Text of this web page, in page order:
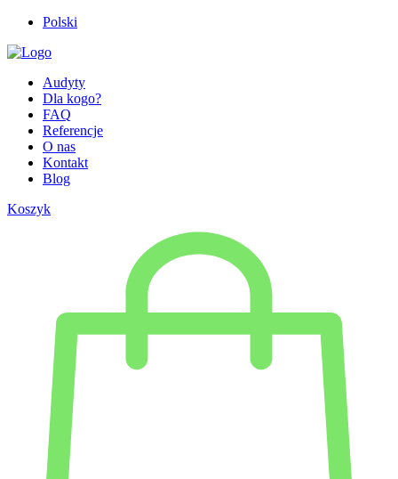
Polski
Audyty
Dla kogo?
FAQ
Referencje
O nas
Kontakt
Blog
Koszyk